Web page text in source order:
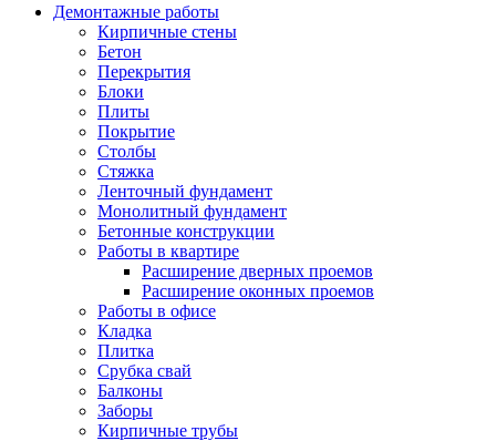
Демонтажные работы
Кирпичные стены
Бетон
Перекрытия
Блоки
Плиты
Покрытие
Столбы
Стяжка
Ленточный фундамент
Монолитный фундамент
Бетонные конструкции
Работы в квартире
Расширение дверных проемов
Расширение оконных проемов
Работы в офисе
Кладка
Плитка
Срубка свай
Балконы
Заборы
Кирпичные трубы